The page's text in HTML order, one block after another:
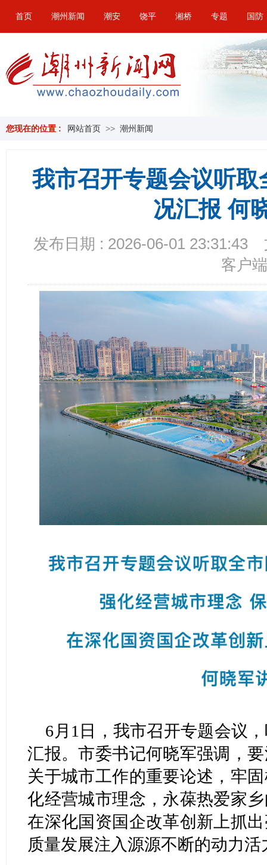
首页 潮州新闻 潮安 饶平 湘桥 专题 国防
您现在的位置 : 网站首页 >> 潮州新闻
我市召开专题会议听
况汇报 何
发布日期 : 2026-06-01 23:31:43
客户端
6月1日，我市召开专题会议
汇报。市委书记何晓军强调，
关于城市工作的重要论述，牢
化经营城市理念，永葆热爱家
在深化国资国企改革创新上抓
质量发展注入源源不断的动力活